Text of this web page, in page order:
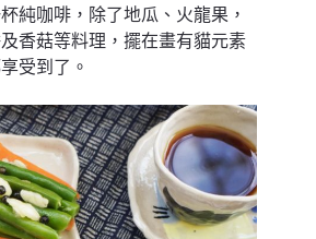
純咖啡，除了地瓜、火龍果，
香菇等料理，擺在畫有貓元素
受到了。